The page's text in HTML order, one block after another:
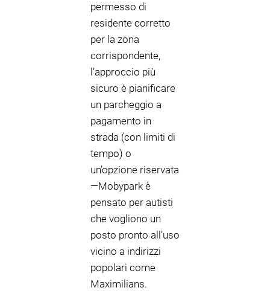
permesso di
residente corretto
per la zona
corrispondente,
l’approccio più
sicuro è pianificare
un parcheggio a
pagamento in
strada (con limiti di
tempo) o
un’opzione riservata
—Mobypark è
pensato per autisti
che vogliono un
posto pronto all’uso
vicino a indirizzi
popolari come
Maximilians.